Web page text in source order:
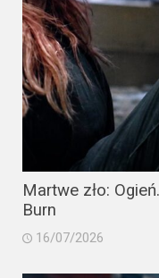
Martwe zło:
Burn
16/07/2026